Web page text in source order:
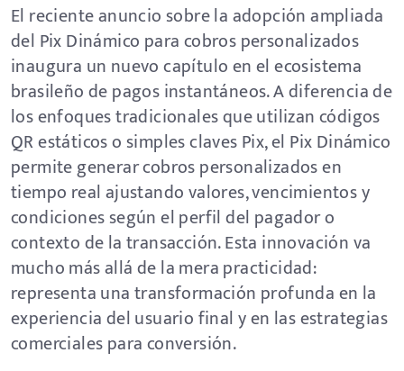
El reciente anuncio sobre la adopción ampliada
del Pix Dinámico para cobros personalizados
inaugura un nuevo capítulo en el ecosistema
brasileño de pagos instantáneos. A diferencia de
los enfoques tradicionales que utilizan códigos
QR estáticos o simples claves Pix, el Pix Dinámico
permite generar cobros personalizados en
tiempo real ajustando valores, vencimientos y
condiciones según el perfil del pagador o
contexto de la transacción. Esta innovación va
mucho más allá de la mera practicidad:
representa una transformación profunda en la
experiencia del usuario final y en las estrategias
comerciales para conversión.